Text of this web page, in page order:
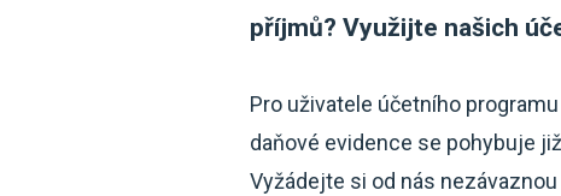
příjmů? Využijte našich
Pro uživatele účetního
daňové evidence se pohybuje
Vyžádejte si od nás